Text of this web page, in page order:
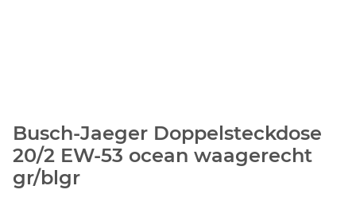
Busch-Jaeger Doppelsteckdose
20/2 EW-53 ocean waagerecht
gr/blgr